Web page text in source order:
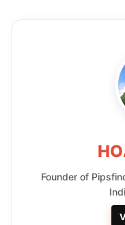
Founder of